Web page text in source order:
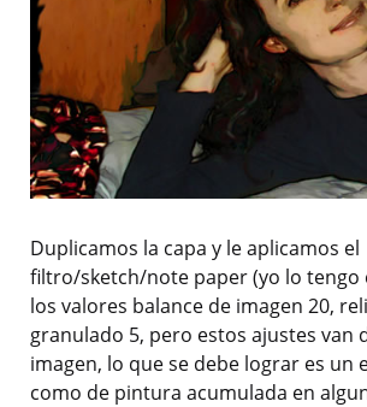
Duplicamos la capa y le aplicamos el
filtro/sketch/note paper (yo lo tengo
los valores balance de imagen 20,
granulado 5, pero estos ajustes van
imagen, lo que se debe lograr es un
como de pintura acumulada en